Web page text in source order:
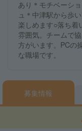
あり＊モチベーシ
ュ＊中津駅から歩
楽しめます○落ち着
雰囲気。チームで
方がいます。PCの
な職場です。
募集情報